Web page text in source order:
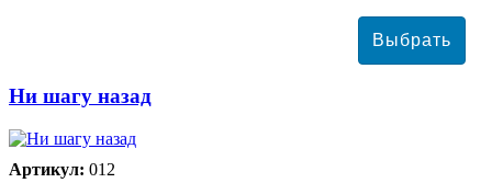
Ни шагу назад
Артикул: 012